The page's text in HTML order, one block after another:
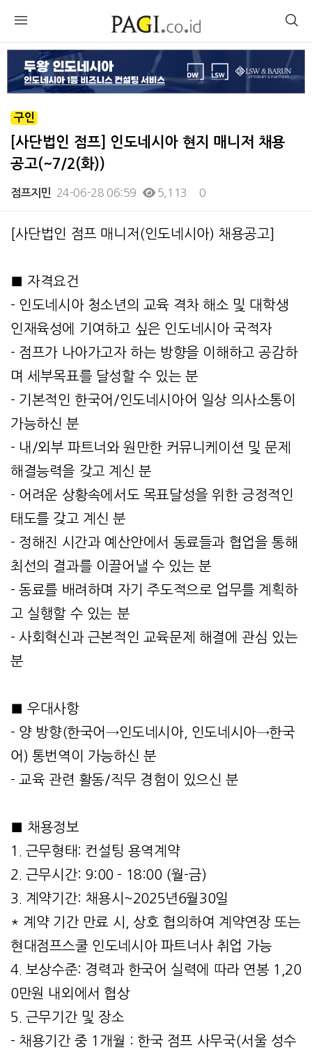
구인
[사단법인 점프] 인도네시아 현지 매니저 채용
공고(~7/2(화))
점프지민 24-06-28 06:59 5,113 0
본문
[사단법인 점프 매니저(인도네시아) 채용공고]
■ 자격요건
- 인도네시아 청소년의 교육 격차 해소 및 대학생
인재육성에 기여하고 싶은 인도네시아 국적자
- 점프가 나아가고자 하는 방향을 이해하고 공감하
며 세부목표를 달성할 수 있는 분
- 기본적인 한국어/인도네시아어 일상 의사소통이
가능하신 분
- 내/외부 파트너와 원만한 커뮤니케이션 및 문제
해결능력을 갖고 계신 분
- 어려운 상황속에서도 목표달성을 위한 긍정적인
태도를 갖고 계신 분
- 정해진 시간과 예산안에서 동료들과 협업을 통해
최선의 결과를 이끌어낼 수 있는 분
- 동료를 배려하며 자기 주도적으로 업무를 계획하
고 실행할 수 있는 분
- 사회혁신과 근본적인 교육문제 해결에 관심 있는
분
■ 우대사항
- 양 방향(한국어→인도네시아, 인도네시아→한국
어) 통번역이 가능하신 분
- 교육 관련 활동/직무 경험이 있으신 분
■ 채용정보
1. 근무형태: 컨설팅 용역계약
2. 근무시간: 9:00 - 18:00 (월-금)
3. 계약기간: 채용시~2025년6월30일
* 계약 기간 만료 시, 상호 협의하여 계약연장 또는
현대점프스쿨 인도네시아 파트너사 취업 가능
4. 보상수준: 경력과 한국어 실력에 따라 연봉 1,20
0만원 내외에서 협상
5. 근무기간 및 장소
- 채용기간 중 1개월 : 한국 점프 사무국(서울 성수